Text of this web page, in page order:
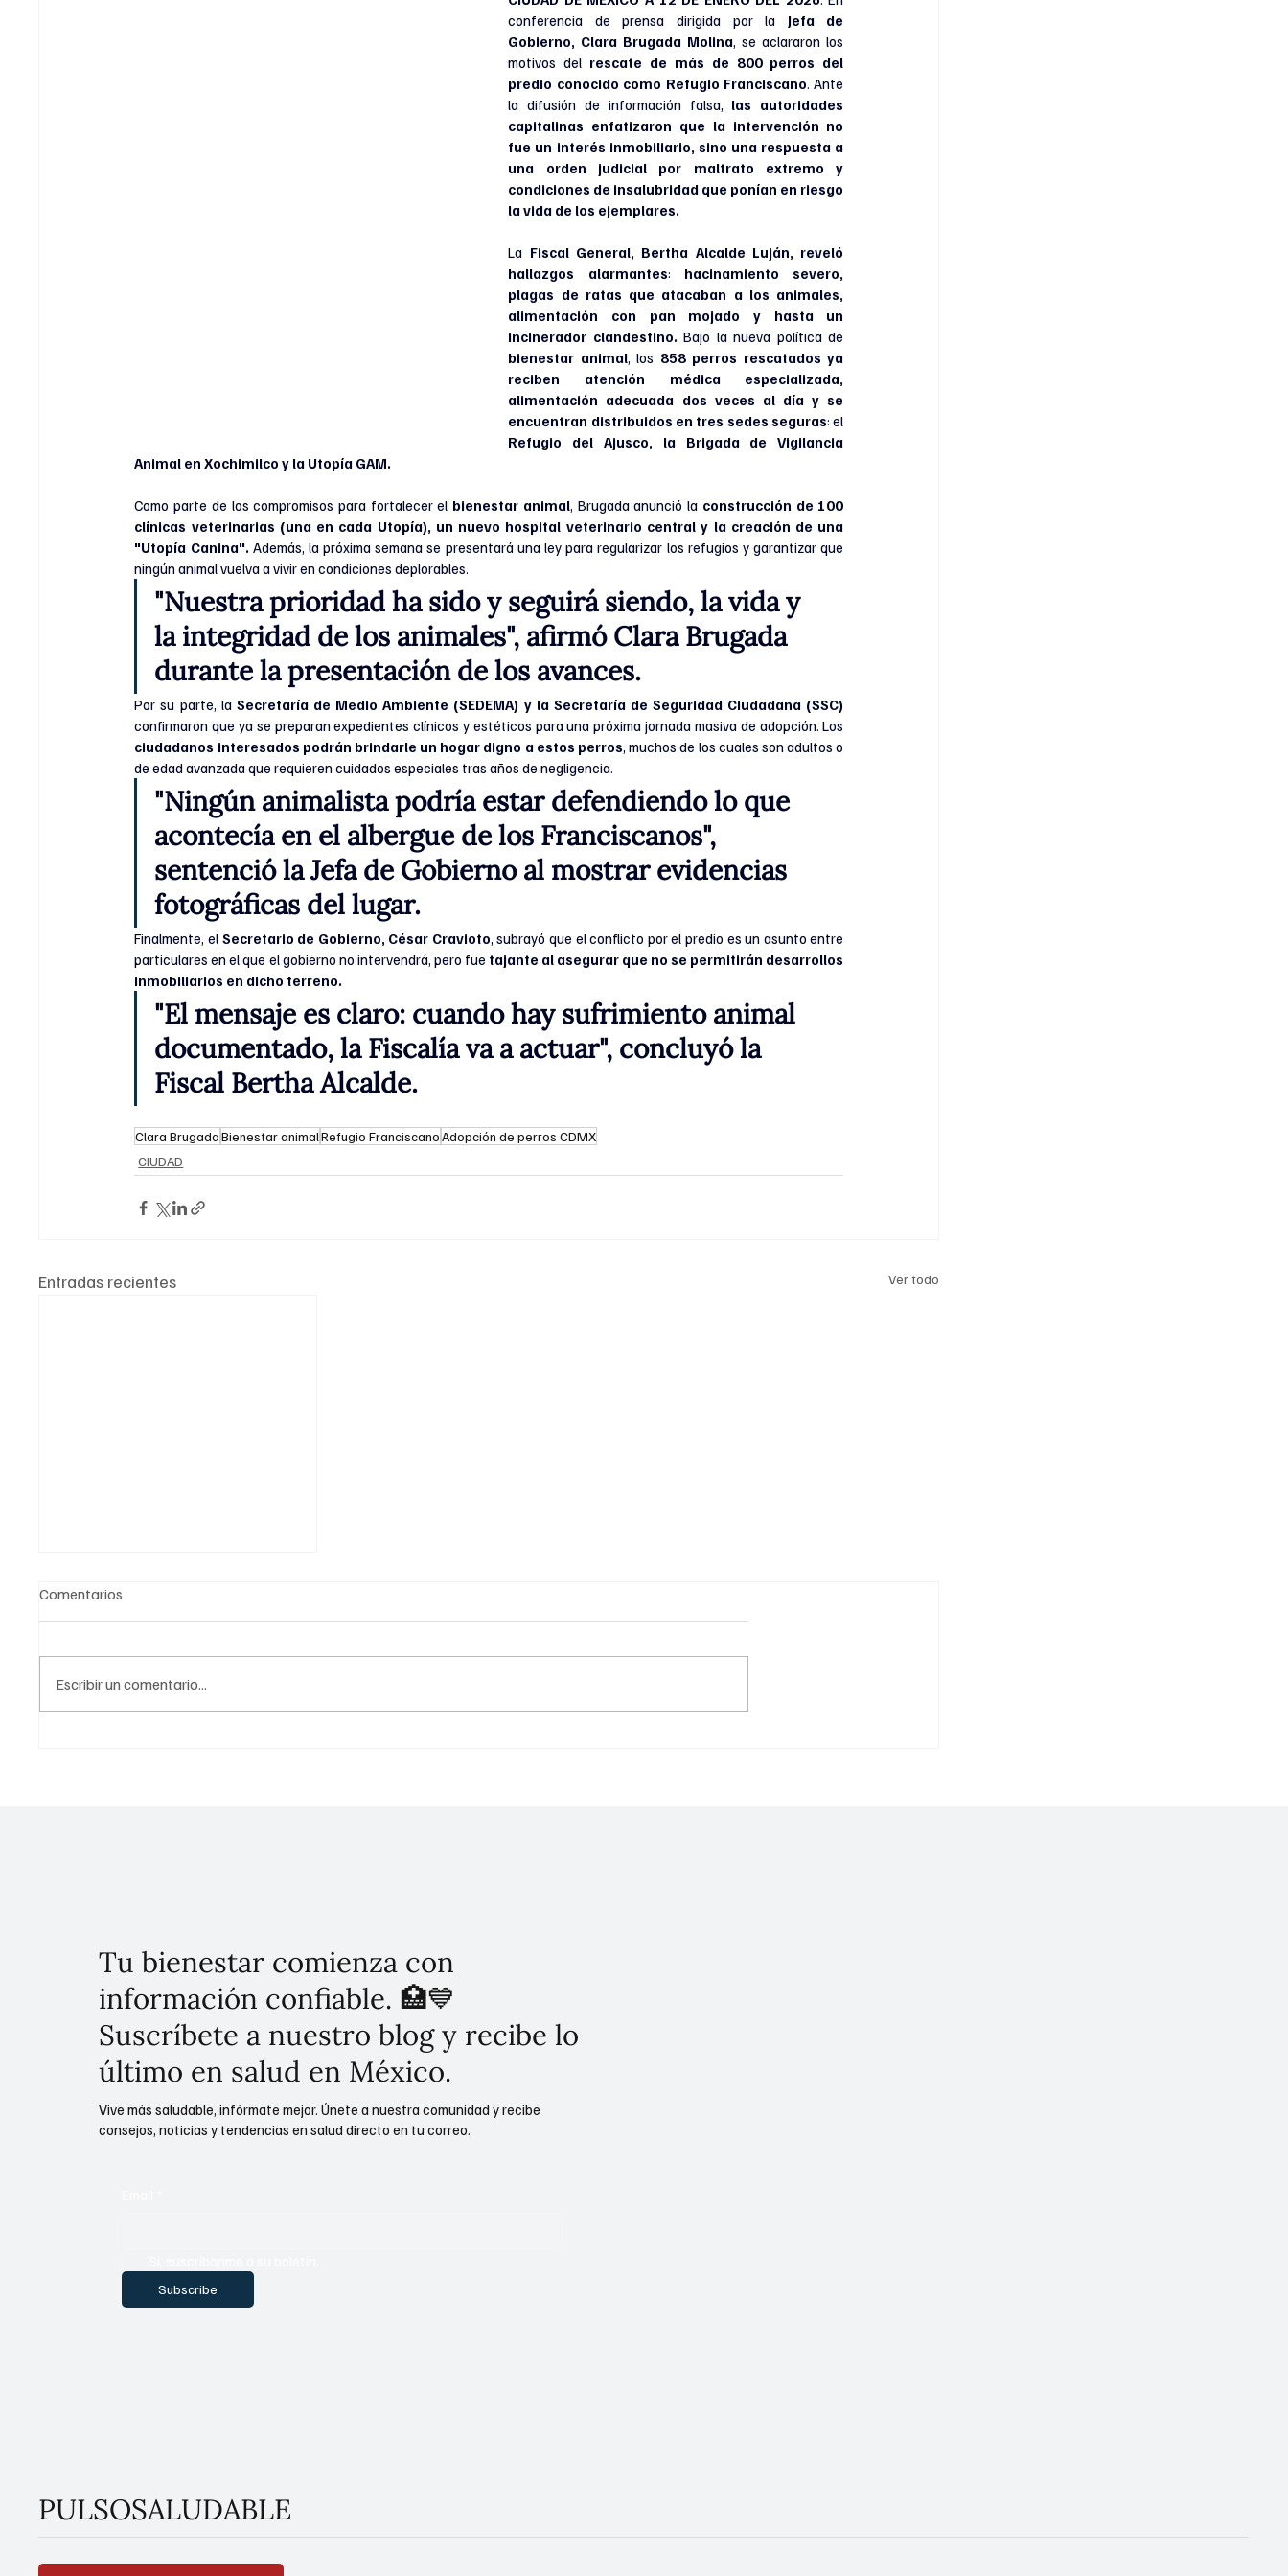
conferencia de prensa dirigida por la Jefa de
Gobierno, Clara Brugada Molina, se aclararon los
motivos del rescate de más de 800 perros del
predio conocido como Refugio Franciscano. Ante
la difusión de información falsa, las autoridades
capitalinas enfatizaron que la intervención no
fue un interés inmobiliario, sino una respuesta a
una orden judicial por maltrato extremo y
condiciones de insalubridad que ponían en riesgo
la vida de los ejemplares.
La Fiscal General, Bertha Alcalde Luján, reveló
hallazgos alarmantes: hacinamiento severo,
plagas de ratas que atacaban a los animales,
alimentación con pan mojado y hasta un
incinerador clandestino.
bienestar animal, los 858 perros rescatados ya
reciben atención médica especializada,
alimentación adecuada dos veces al día y se
encuentran distribuidos en tres sedes seguras
Refugio del Ajusco, la Brigada de Vigilancia
Animal en Xochimilco y la Utopía GAM.
Como parte de los compromisos para fortalecer el bienestar animal, Brugada anunció la construcción de 100
clínicas veterinarias (una en cada Utopía), un nuevo hospital veterinario central y la creación de una
"Utopía Canina". Además, la próxima semana se presentará una ley para regularizar los refugios y garantizar que
ningún animal vuelva a vivir en condiciones deplorables.
"Nuestra prioridad ha sido y seguirá siendo, la vida y
la integridad de los animales", afirmó Clara Brugada
durante la presentación de los avances.
Por su parte, la
ciudadanos interesados podrán brindarle un hogar digno a estos perros, muchos de los cuales son adultos o
de edad avanzada que requieren cuidados especiales tras años de negligencia.
"Ningún animalista podría estar defendiendo lo que
acontecía en el albergue de los Franciscanos",
sentenció la Jefa de Gobierno al mostrar evidencias
fotográficas del lugar.
Finalmente, el Secretario de Gobierno, César Cravioto, subrayó que el conflicto por el predio es un asunto entre
particulares en el que el gobierno no intervendrá, pero fue tajante al asegurar que no se permitirán desarrollos
inmobiliarios en dicho terreno.
"El mensaje es claro: cuando hay sufrimiento animal
documentado, la Fiscalía va a actuar", concluyó la
Fiscal Bertha Alcalde.
Clara BrugadaBienestar animalRefugio FranciscanoAdopción de perros CDMX
CIUDAD
Entradas recientes Ver todo
Comentarios
Escribir un comentario...
Tu bienestar comienza con
información confiable. 🏥💙
Suscríbete a nuestro blog y recibe lo
último en salud en México.
Subscribe
Vive más saludable, infórmate mejor. Únete a nuestra comunidad y recibe
consejos, noticias y tendencias en salud directo en tu correo.
PULSOSALUDABLE